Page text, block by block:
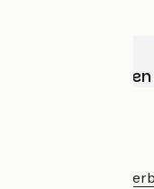
Wählen,
Der nationale